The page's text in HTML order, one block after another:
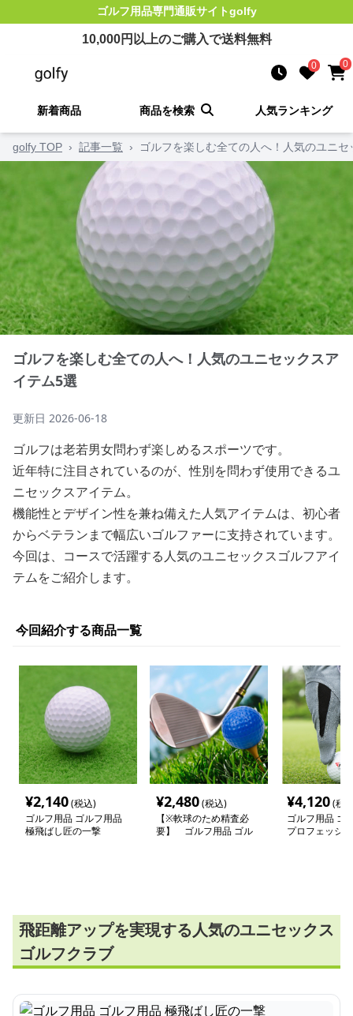
ゴルフ用品専門通販サイトgolfy
10,000円以上のご購入で送料無料
0 0
新着商品 商品を検索 人気ランキング
golfy TOP › 記事一覧 › ゴルフを楽しむ全ての人へ！人気のユニ
ゴルフを楽しむ全ての人へ！人気のユニセックスア
イテム5選
更新日 2026-06-18
ゴルフは老若男女問わず楽しめるスポーツです。
近年特に注目されているのが、性別を問わず使用できるユ
ニセックスアイテム。
機能性とデザイン性を兼ね備えた人気アイテムは、初心者
からベテランまで幅広いゴルファーに支持されています。
今回は、コースで活躍する人気のユニセックスゴルフアイ
テムをご紹介します。
今回紹介する商品一覧
¥2,140(税込)
ゴルフ用品 ゴルフ用品
極飛ばし匠の一撃
¥2,480(税込)
【※軟球のため精査必
要】 ゴルフ用品 ゴル
¥4,120(税
ゴルフ用品 ゴ
プロフェッシ
飛距離アップを実現する人気のユニセックス
ゴルフクラブ